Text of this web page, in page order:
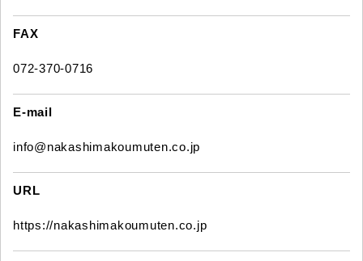
FAX
072-370-0716
E-mail
info@nakashimakoumuten.co.jp
URL
https://nakashimakoumuten.co.jp